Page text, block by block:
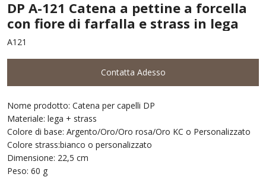
DP A-121 Catena a pettine a forcella
con fiore di farfalla e strass in lega
A121
Contatta Adesso
Nome prodotto: Catena per capelli DP
Materiale: lega + strass
Colore di base: Argento/Oro/Oro rosa/Oro KC o Personalizzato
Colore strass:bianco o personalizzato
Dimensione: 22,5 cm
Peso: 60 g